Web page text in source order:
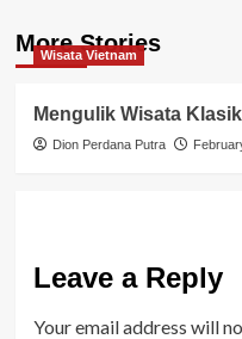
More Stories
Wisata Vietnam
Mengulik Wisata
Dion Perdana Putra
Leave a Reply
Your email address will